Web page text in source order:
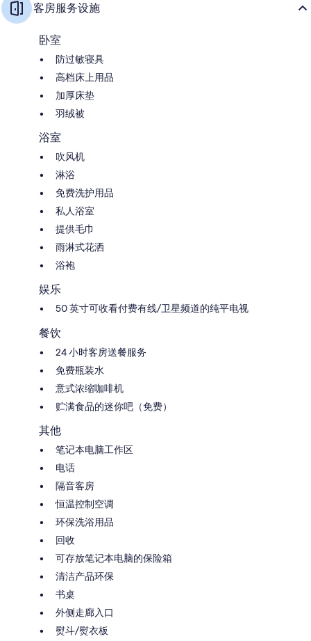
客房服务设施
卧室
防过敏寝具
高档床上用品
加厚床垫
羽绒被
浴室
吹风机
淋浴
免费洗护用品
私人浴室
提供毛巾
雨淋式花洒
浴袍
娱乐
50 英寸可收看付费有线/卫星频道的纯平电视
餐饮
24 小时客房送餐服务
免费瓶装水
意式浓缩咖啡机
贮满食品的迷你吧（免费）
其他
笔记本电脑工作区
电话
隔音客房
恒温控制空调
环保洗浴用品
回收
可存放笔记本电脑的保险箱
清洁产品环保
书桌
外侧走廊入口
熨斗/熨衣板